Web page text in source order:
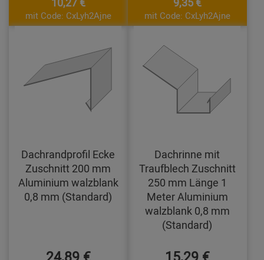
mit Code: CxLyh2Ajne mit Code: CxLyh2Ajne
Dachrandprofil Ecke
Zuschnitt 200 mm
Aluminium walzblank
0,8 mm (Standard)
Dachrinne mit
Traufblech Zuschnitt
250 mm Länge 1
Meter Aluminium
walzblank 0,8 mm
(Standard)